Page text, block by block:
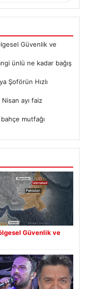
Güvenlik ve
ünlü ne kadar bağış
Şoförün Hızlı
Nisan ayı faiz
mutfağı
Güvenlik ve